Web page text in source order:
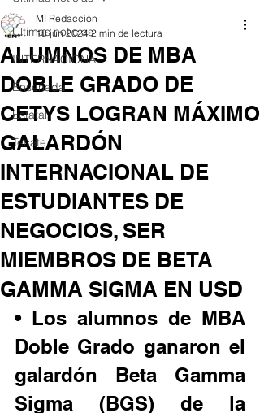
Últimas noticias
INTERNACIONAL
Ensenada
Estatal
Tecate
ALUMNOS DE MBA
DOBLE GRADO DE
CETYS LOGRAN MÁXIMO
GALARDÓN
INTERNACIONAL DE
ESTUDIANTES DE
NEGOCIOS, SER
MIEMBROS DE BETA
GAMMA SIGMA EN USD
MI Redacción
18 jun 2024 2 min de lectura
• Los alumnos de MBA
Doble Grado ganaron el
galardón Beta Gamma
Sigma (BGS) de la